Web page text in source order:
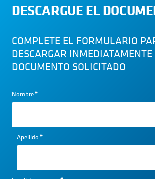
DESCARGUE EL
COMPLETE EL FORMULARIO
DESCARGAR INMEDIATAMENTE
DOCUMENTO SOLICITADO
Nombre*
Apellido*